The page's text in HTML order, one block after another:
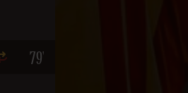
79'